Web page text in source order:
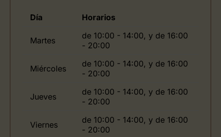
Día Horarios
Martes
de 10:00 - 14:00, y de 16:00
- 20:00
Miércoles
de 10:00 - 14:00, y de 16:00
- 20:00
Jueves
de 10:00 - 14:00, y de 16:00
- 20:00
Viernes
de 10:00 - 14:00, y de 16:00
- 20:00